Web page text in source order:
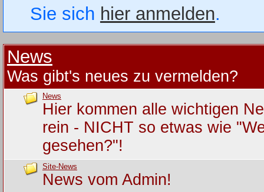
Sie sich hier anmelden.
News
Was gibt's neues zu vermelden?
News
Hier kommen alle wichtigen
rein - NICHT so etwas wie
gesehen?"!
Site-News
News vom Admin!